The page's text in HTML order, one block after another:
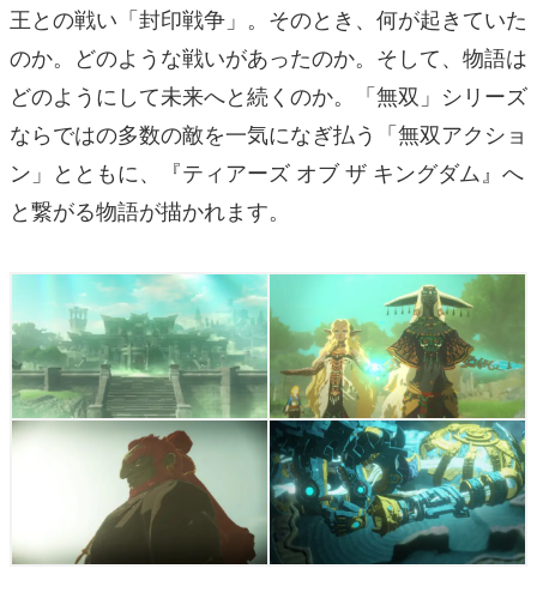
王との戦い「封印戦争」。そのとき、何が起きていた
のか。どのような戦いがあったのか。そして、物語は
どのようにして未来へと続くのか。「無双」シリーズ
ならではの多数の敵を一気になぎ払う「無双アクショ
ン」とともに、『ティアーズ オブ ザ キングダム』へ
と繋がる物語が描かれます。